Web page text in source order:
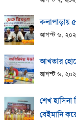
কলাপাড়ায়
আগস্ট ৬,
আখতার
আগস্ট ৬,
শেখ হাসিনা
বেইমানি